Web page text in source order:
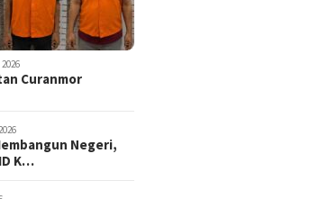
Curanmor
Negeri,
K…